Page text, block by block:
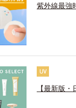
紫外線最強
UV
【最新版